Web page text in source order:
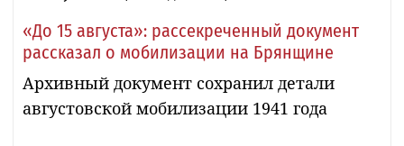
«До 15 августа»: рассекреченный документ
рассказал о мобилизации на Брянщине
Архивный документ сохранил детали
августовской мобилизации 1941 года